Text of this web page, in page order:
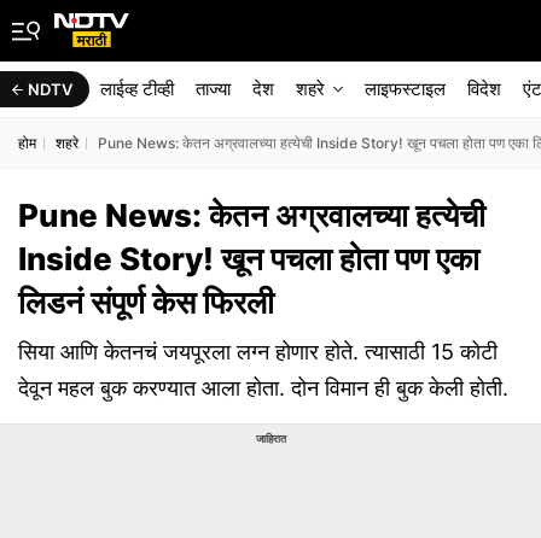
NDTV लाईव्ह टीव्ही ताज्या देश शहरे लाइफस्टाइल विदेश
होम शहरे Pune News: केतन अग्रवालच्या हत्येची Inside Story! खून पचला होता पण एका
Pune News: केतन अग्रवालच्या हत्येची
Inside Story! खून पचला होता पण एका
लिडनं संपूर्ण केस फिरली
सिया आणि केतनचं जयपूरला लग्न होणार होते. त्यासाठी 15 कोटी
देवून महल बुक करण्यात आला होता. दोन विमान ही बुक केली होती.
जाहिरात